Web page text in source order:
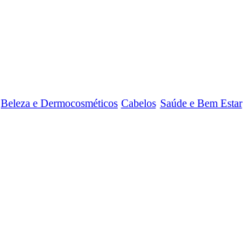
Beleza e Dermocosméticos Cabelos Saúde e Bem Estar